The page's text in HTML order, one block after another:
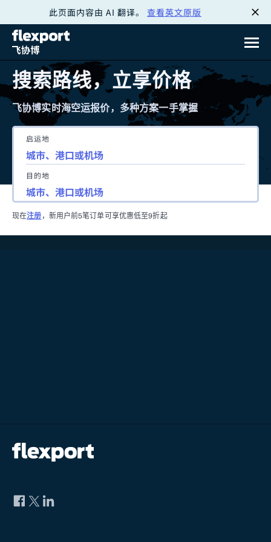
此页面内容由 AI 翻译。 查看英文原版
搜索路线，立享价格
飞协博实时海空运报价，多种方案一手掌握
启运地
目的地
现在注册 ，新用户前5笔订单可享优惠低至9折起